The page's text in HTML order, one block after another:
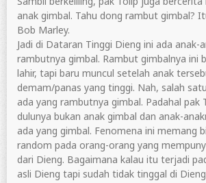
anak gimbal. Tahu dong rambut gimbal?
Bob Marley.
Jadi di Dataran Tinggi Dieng ini ada anak-
rambutnya gimbal. Rambut gimbalnya ini
lahir, tapi baru muncul setelah anak
demam/panas yang tinggi. Nah, salah
ada yang rambutnya gimbal. Padahal pak
dulunya bukan anak gimbal dan anak-
ada yang gimbal. Fenomena ini memang
random pada orang-orang yang
dari Dieng. Bagaimana kalau itu terjadi
asli Dieng tapi sudah tidak tinggal di